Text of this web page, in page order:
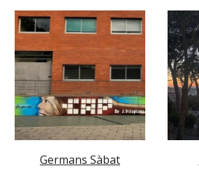
Germans Sàbat